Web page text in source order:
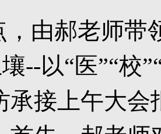
，由郝老师带
--以“医”“校
承接上午大